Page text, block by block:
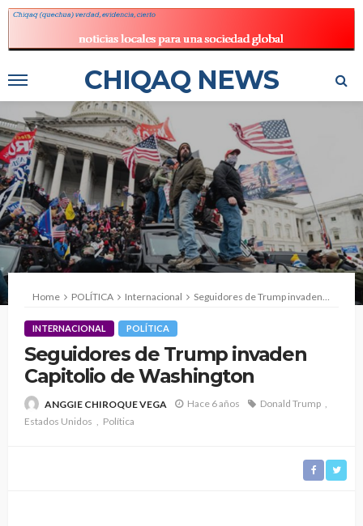
CHIQAQ NEWS
Home POLÍTICA Internacional Seguidores de Trump invaden Capitolio de Washington
INTERNACIONAL POLÍTICA
Seguidores de Trump invaden
Capitolio de Washington
ANGGIE CHIROQUE VEGA Hace 6 años
Donald Trump
Estados Unidos
Política